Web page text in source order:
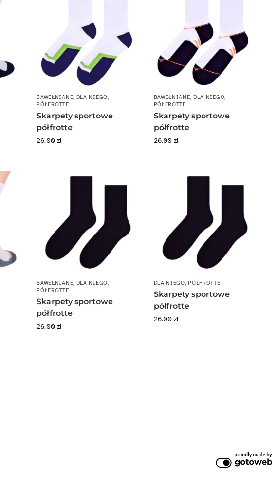
BAWEŁNIANE, DLA NIEGO,
PÓŁFROTTE
Skarpety sportowe
półfrotte
26.00 zł
BAWEŁNIANE, DLA NIEGO,
PÓŁFROTTE
Skarpety sportowe
półfrotte
26.00zł
BAWEŁNIANE, DLA NIEGO,
PÓŁFROTTE
Skarpety sportowe
półfrotte
26.00 zł
DLA NIEGO, PÓŁFROTTE
Skarpety sportowe
półfrotte
26.00zł